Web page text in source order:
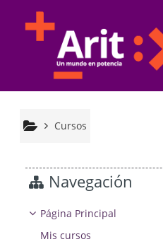
Cursos
Navegación
Página Principal
Mis cursos